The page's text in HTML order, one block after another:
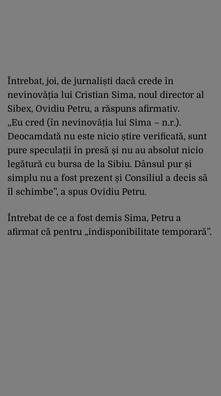
Întrebat, joi, de jurnaliști dacă crede în
nevinovăția lui Cristian Sima, noul director al
Sibex, Ovidiu Petru, a răspuns afirmativ.
„Eu cred (în nevinovăția lui Sima – n.r.).
Deocamdată nu este nicio știre verificată, sunt
pure speculații în presă și nu au absolut nicio
legătură cu bursa de la Sibiu. Dânsul pur și
simplu nu a fost prezent și Consiliul a decis să
îl schimbe”, a spus Ovidiu Petru.
Întrebat de ce a fost demis Sima, Petru a
afirmat că pentru „indisponibilitate temporară”.